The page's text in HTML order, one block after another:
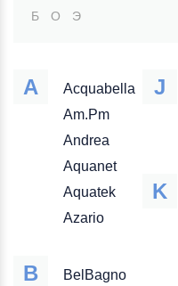
Б
О Э
A
Acquabella
Am.Pm
Andrea
Aquanet
Aquatek
Azario
B BelBagno
J
K